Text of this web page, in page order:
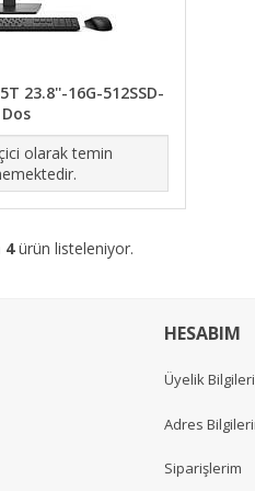
23.8''-16G-512SSD-
Dos
olarak temin
4ürün listeleniyor.
HESABIM
Üyelik
Adres
Siparişlerim